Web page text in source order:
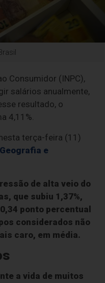
Consumidor (INPC),
salários anualmente,
resultado, o
4,11%.
terça-feira (11)
e
de alta veio do
que subiu 1,37%,
ponto percentual
considerados não
caro, em média.
a vida de muitos